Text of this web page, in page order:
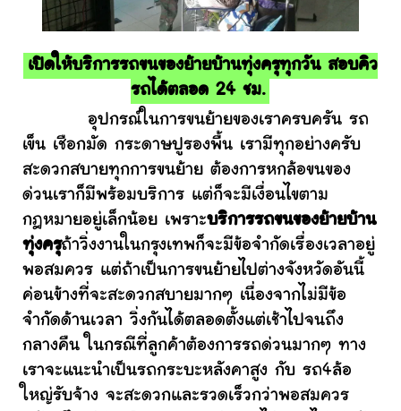
เปิดให้บริการรถขนของย้ายบ้านทุ่งครุทุกวัน สอบคิว
รถได้ตลอด 24 ชม.
อุปกรณ์ในการขนย้ายของเราครบครัน รถ
เข็น เชือกมัด กระดาษปูรองพื้น เรามีทุกอย่างครับ
สะดวกสบายทุกการขนย้าย ต้องการหกล้อขนของ
ด่วนเราก็มีพร้อมบริการ แต่ก็จะมีเงื่อนไขตาม
กฎหมายอยู่เล็กน้อย เพราะบริการรถขนของย้ายบ้าน
ทุ่งครุถ้าวิ่งงานในกรุงเทพก็จะมีข้อจำกัดเรื่องเวลาอยู่
พอสมควร แต่ถ้าเป็นการขนย้ายไปต่างจังหวัดอันนี้
ค่อนข้างที่จะสะดวกสบายมากๆ เนื่องจากไม่มีข้อ
จำกัดด้านเวลา วิ่งกันได้ตลอดตั้งแต่เช้าไปจนถึง
กลางคืน ในกรณีที่ลูกค้าต้องการรถด่วนมากๆ ทาง
เราจะแนะนำเป็นรถกระบะหลังคาสูง กับ รถ4ล้อ
ใหญ่รับจ้าง จะสะดวกและรวดเร็วกว่าพอสมควร